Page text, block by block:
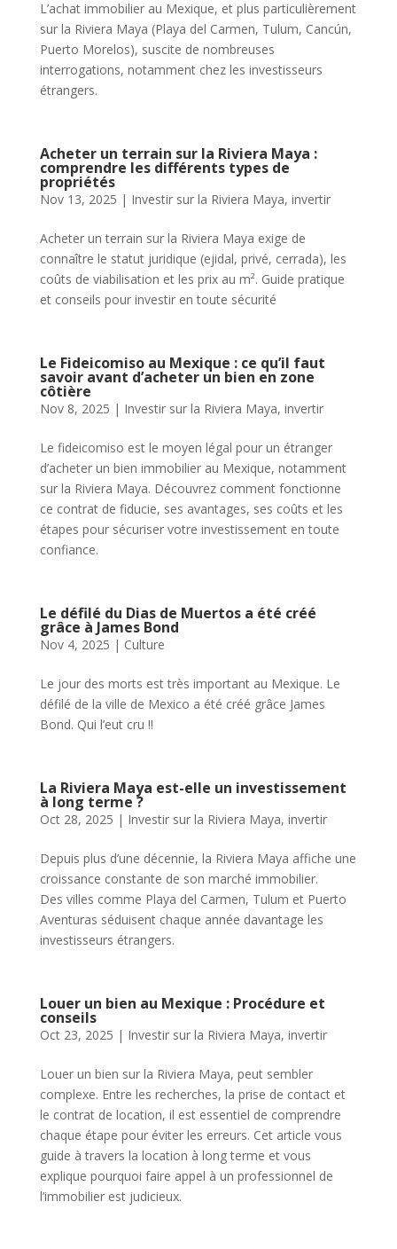
L’achat immobilier au Mexique, et plus particulièrement
sur la Riviera Maya (Playa del Carmen, Tulum, Cancún,
Puerto Morelos), suscite de nombreuses
interrogations, notamment chez les investisseurs
étrangers.
Acheter un terrain sur la Riviera Maya :
comprendre les différents types de
propriétés
Nov 13, 2025 | Investir sur la Riviera Maya, invertir
Acheter un terrain sur la Riviera Maya exige de
connaître le statut juridique (ejidal, privé, cerrada), les
coûts de viabilisation et les prix au m². Guide pratique
et conseils pour investir en toute sécurité
Le Fideicomiso au Mexique : ce qu’il faut
savoir avant d’acheter un bien en zone
côtière
Nov 8, 2025 | Investir sur la Riviera Maya, invertir
Le fideicomiso est le moyen légal pour un étranger
d’acheter un bien immobilier au Mexique, notamment
sur la Riviera Maya. Découvrez comment fonctionne
ce contrat de fiducie, ses avantages, ses coûts et les
étapes pour sécuriser votre investissement en toute
confiance.
Le défilé du Dias de Muertos a été créé
grâce à James Bond
Nov 4, 2025 | Culture
Le jour des morts est très important au Mexique. Le
défilé de la ville de Mexico a été créé grâce James
Bond. Qui l’eut cru !!
La Riviera Maya est-elle un investissement
à long terme ?
Oct 28, 2025 | Investir sur la Riviera Maya, invertir
Depuis plus d’une décennie, la Riviera Maya affiche une
croissance constante de son marché immobilier.
Des villes comme Playa del Carmen, Tulum et Puerto
Aventuras séduisent chaque année davantage les
investisseurs étrangers.
Louer un bien au Mexique : Procédure et
conseils
Oct 23, 2025 | Investir sur la Riviera Maya, invertir
Louer un bien sur la Riviera Maya, peut sembler
complexe. Entre les recherches, la prise de contact et
le contrat de location, il est essentiel de comprendre
chaque étape pour éviter les erreurs. Cet article vous
guide à travers la location à long terme et vous
explique pourquoi faire appel à un professionnel de
l’immobilier est judicieux.